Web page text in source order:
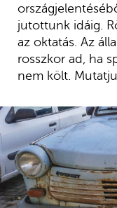
jutottunk idáig.
az oktatás. Az
rosszkor ad, ha
nem költ.